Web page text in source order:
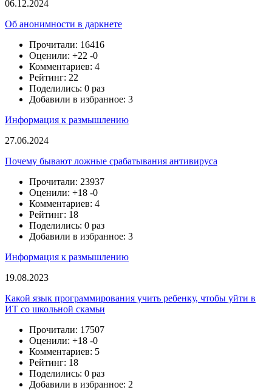
06.12.2024
Об анонимности в даркнете
Прочитали: 16416
Оценили: +22 -0
Комментариев: 4
Рейтинг: 22
Поделились: 0 раз
Добавили в избранное: 3
Информация к размышлению
27.06.2024
Почему бывают ложные срабатывания антивируса
Прочитали: 23937
Оценили: +18 -0
Комментариев: 4
Рейтинг: 18
Поделились: 0 раз
Добавили в избранное: 3
Информация к размышлению
19.08.2023
Какой язык программирования учить ребенку, чтобы уйти в
ИТ со школьной скамьи
Прочитали: 17507
Оценили: +18 -0
Комментариев: 5
Рейтинг: 18
Поделились: 0 раз
Добавили в избранное: 2